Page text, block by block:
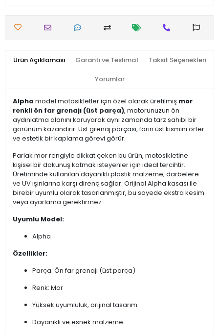
Ürün Açıklaması Garanti ve Teslimat Taksit Seçenekleri
Yorumlar
Alpha model motosikletler için özel olarak üretilmiş mor
renkli ön far grenajı (üst parça), motorunuzun ön
aydınlatma alanını koruyarak aynı zamanda tarz sahibi bir
görünüm kazandırır. Üst grenaj parçası, farın üst kısmını örter
ve estetik bir kaplama görevi görür.
Parlak mor rengiyle dikkat çeken bu ürün, motosikletine
kişisel bir dokunuş katmak isteyenler için ideal tercihtir.
Üretiminde kullanılan dayanıklı plastik malzeme, darbelere
ve UV ışınlarına karşı direnç sağlar. Orijinal Alpha kasası ile
birebir uyumlu olarak tasarlanmıştır, bu sayede ekstra kesim
veya ayarlama gerektirmez.
Uyumlu Model:
Alpha
Özellikler:
Parça: Ön far grenajı (üst parça)
Renk: Mor
Yüksek uyumluluk, orijinal tasarım
Dayanıklı ve esnek malzeme